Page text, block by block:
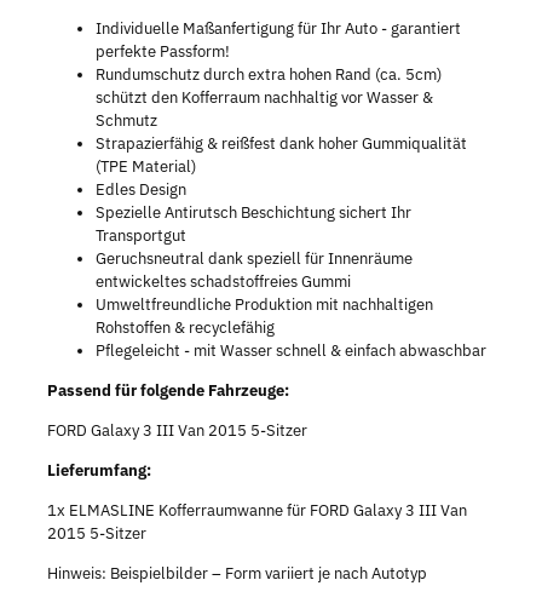
Individuelle Maßanfertigung für Ihr Auto - garantiert
perfekte Passform!
Rundumschutz durch extra hohen Rand (ca. 5cm)
schützt den Kofferraum nachhaltig vor Wasser &
Schmutz
Strapazierfähig & reißfest dank hoher Gummiqualität
(TPE Material)
Edles Design
Spezielle Antirutsch Beschichtung sichert Ihr
Transportgut
Geruchsneutral dank speziell für Innenräume
entwickeltes schadstoffreies Gummi
Umweltfreundliche Produktion mit nachhaltigen
Rohstoffen & recyclefähig
Pflegeleicht - mit Wasser schnell & einfach abwaschbar
Passend für folgende Fahrzeuge:
FORD Galaxy 3 III Van 2015 5-Sitzer
Lieferumfang:
1x ELMASLINE Kofferraumwanne für FORD Galaxy 3 III Van
2015 5-Sitzer
Hinweis: Beispielbilder – Form variiert je nach Autotyp